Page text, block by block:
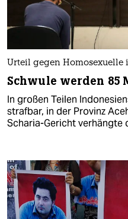
Urteil gegen Homosexuelle
Schwule werden 85
In großen Teilen
strafbar, in der Provinz
Scharia-Gericht verhängte